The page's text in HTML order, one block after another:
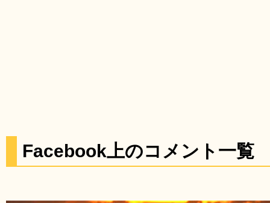
Facebook上のコメント一覧